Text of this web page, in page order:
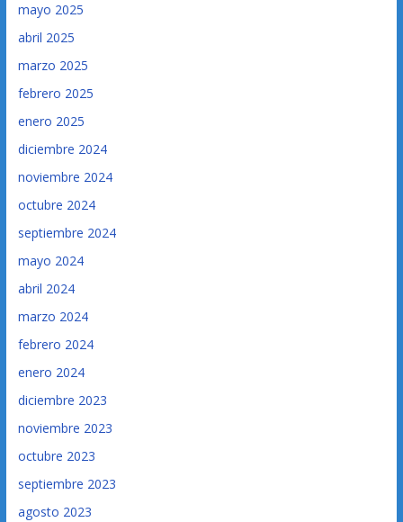
mayo 2025
abril 2025
marzo 2025
febrero 2025
enero 2025
diciembre 2024
noviembre 2024
octubre 2024
septiembre 2024
mayo 2024
abril 2024
marzo 2024
febrero 2024
enero 2024
diciembre 2023
noviembre 2023
octubre 2023
septiembre 2023
agosto 2023